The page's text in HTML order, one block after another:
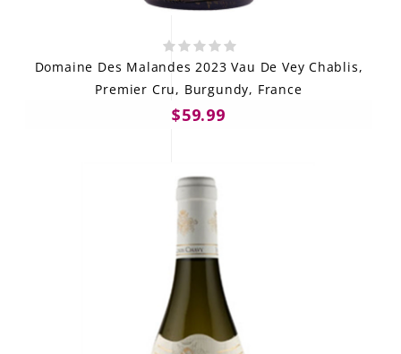
Domaine Des Malandes 2023 Vau De Vey Chablis,
Premier Cru, Burgundy, France
$59.99